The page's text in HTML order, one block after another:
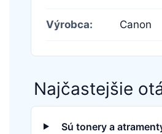
Výrobca: Canon
Najčastejšie
Sú tonery a